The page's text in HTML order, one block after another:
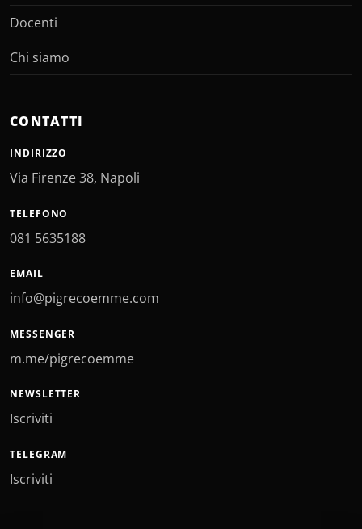
Docenti
Chi siamo
CONTATTI
INDIRIZZO
Via Firenze 38, Napoli
TELEFONO
081 5635188
EMAIL
info@pigrecoemme.com
MESSENGER
m.me/pigrecoemme
NEWSLETTER
Iscriviti
TELEGRAM
Iscriviti